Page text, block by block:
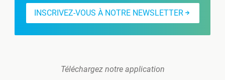
INSCRIVEZ-VOUS À NOTRE NEWSLETTER
Téléchargez notre application